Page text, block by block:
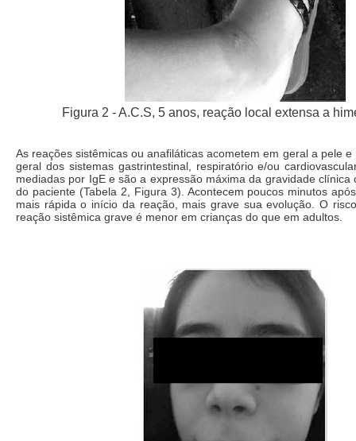
Figura 2 - A.C.S, 5 anos, reação local extensa a
As reações sistêmicas ou anafiláticas acometem em geral a pele
geral dos sistemas gastrintestinal, respiratório e/ou
mediadas por IgE e são a expressão máxima da gravidade clínica
do paciente (Tabela 2, Figura 3). Acontecem poucos minutos
mais rápida o início da reação, mais grave sua evolução. O
reação sistêmica grave é menor em crianças do que em adultos.